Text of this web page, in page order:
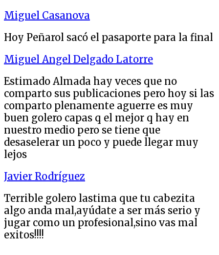
Miguel Casanova
Hoy Peñarol sacó el pasaporte para la final
Miguel Angel Delgado Latorre
Estimado Almada hay veces que no
comparto sus publicaciones pero hoy si las
comparto plenamente aguerre es muy
buen golero capas q el mejor q hay en
nuestro medio pero se tiene que
desaselerar un poco y puede llegar muy
lejos
Javier Rodríguez
Terrible golero lastima que tu cabezita
algo anda mal,ayúdate a ser más serio y
jugar como un profesional,sino vas mal
exitos!!!!